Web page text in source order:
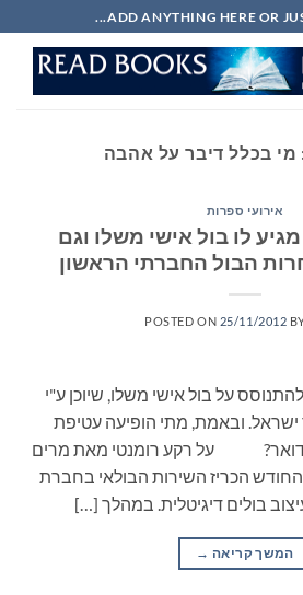
ADD ANYTHING HERE OR
מי בכלל דיבר על אהבה
אירועי ספרות
לו בול אישי משלו וגם
הבול החברתי הראשון
POSTED ON 25/11/2012
על בול אישי משלו, שיוכן ע"י
ישראל. ובאמת, מתי הופיעה עטיפת
על רקע רומנטי מאת מרים
החודש הכריז השירות הבולאי בחברת
בולים דיגיטלית. במהלך […]
המשך קריאה →